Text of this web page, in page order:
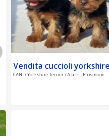
Vendita cuccioli yorkshire
CANI / Yorkshire Terrier / Alatri , Frosinone